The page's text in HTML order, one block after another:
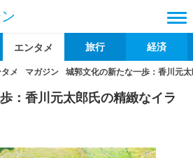
エンタメ 旅行 経済
メ マガジン 城郭文化の新たな一歩：香川元
：香川元太郎氏の精緻なイラ